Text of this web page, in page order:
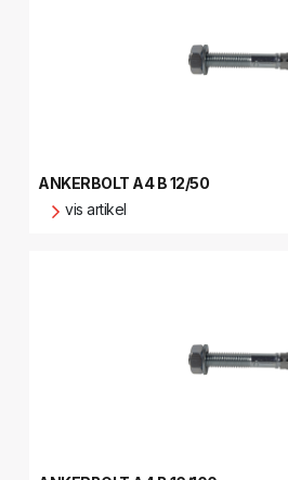
ANKERBOLT A4 B 12/50
vis artikel